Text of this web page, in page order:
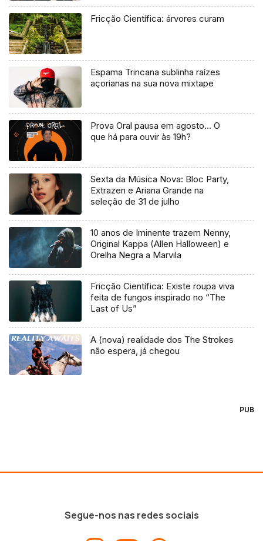
Fricção Científica: árvores curam
Espama Trincana sublinha raízes
açorianas na sua nova mixtape
Prova Oral pausa em agosto… O
que há para ouvir às 19h?
Sexta da Música Nova: Bloc Party,
Extrazen e Ariana Grande na
seleção de 31 de julho
10 anos de Iminente trazem Nenny,
Original Kappa (Allen Halloween) e
Orelha Negra a Marvila
Fricção Científica: Existe roupa viva
feita de fungos inspirado no “The
Last of Us”
A (nova) realidade dos The Strokes
não espera, já chegou
PUB
Segue-nos nas redes sociais